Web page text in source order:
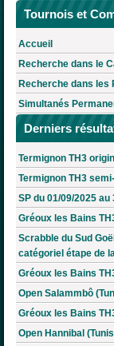
Tournois et
Accueil
Recherche dans le
Recherche dans les
Simultanés
Derniers
Termignon TH3
Termignon TH3
SP du 01/09/2025 au
Gréoux les Bains
Scrabble du Sud
catégoriel étape de
Gréoux les Bains
Open Salammbô
Gréoux les Bains
Open Hannibal